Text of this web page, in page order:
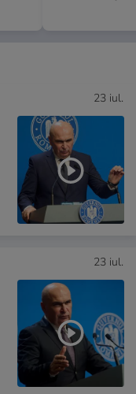
23 iul.
23 iul.